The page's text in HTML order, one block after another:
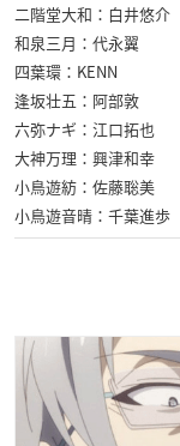
二階堂大和：白井悠介
和泉三月：代永翼
四葉環：KENN
逢坂壮五：阿部敦
六弥ナギ：江口拓也
大神万理：興津和幸
小鳥遊紡：佐藤聡美
小鳥遊音晴：千葉進歩